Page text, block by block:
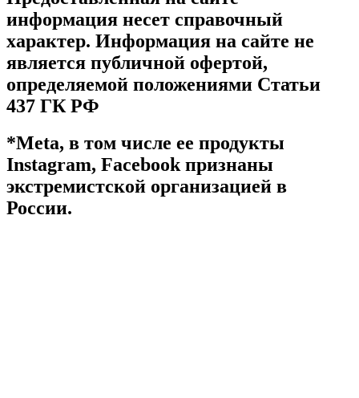
информация несет справочный
характер. Информация на сайте не
является публичной офертой,
определяемой положениями Статьи
437 ГК РФ
*Meta, в том числе ее продукты
Instagram, Facebook признаны
экстремистской организацией в
России.